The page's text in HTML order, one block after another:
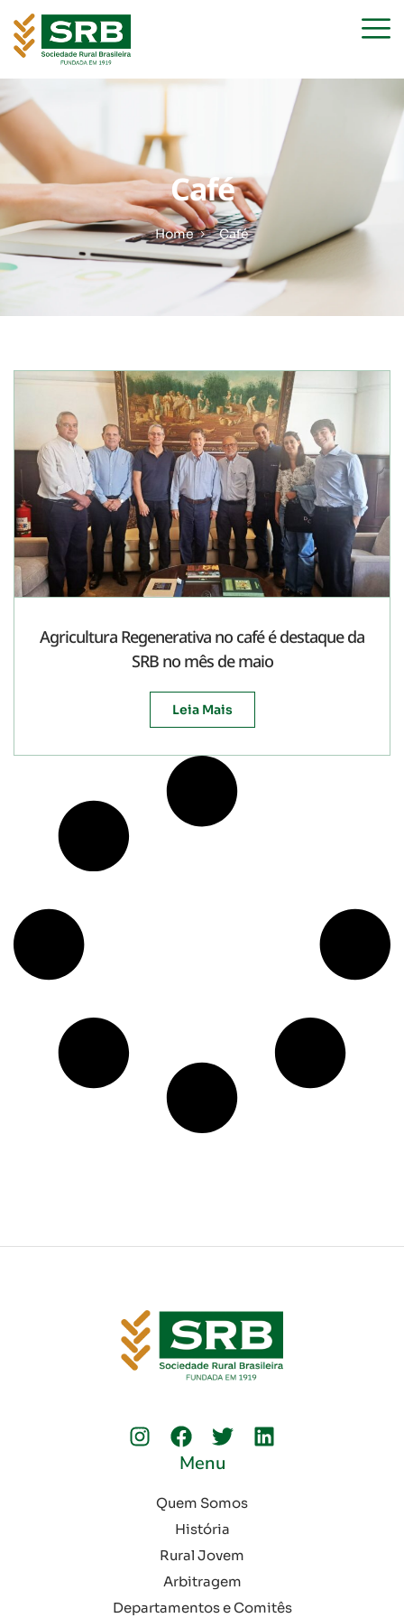
Café
Home Café
Agricultura Regenerativa no café é destaque da
SRB no mês de maio
Leia Mais
Menu
Quem Somos
História
Rural Jovem
Arbitragem
Departamentos e Comitês